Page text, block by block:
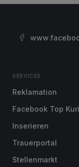
SERVICES
Reklamation
Facebook Top
Inserieren
Trauerportal
Stellenmarkt